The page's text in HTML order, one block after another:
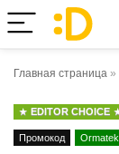
Главная страница »
EDITOR CHOICE
Промокод Ormatek